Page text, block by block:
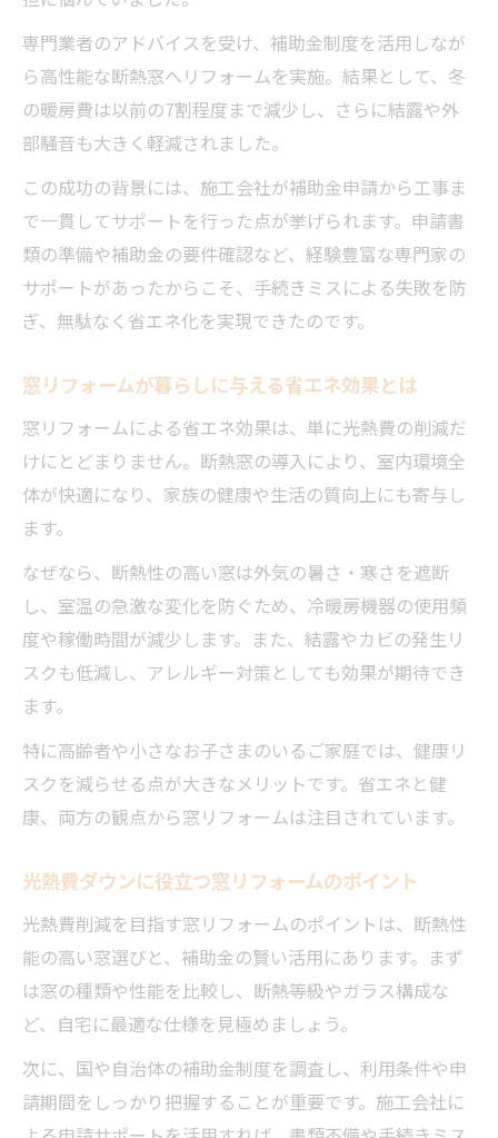
専門業者のアドバイスを受け、補助金制度を活用しなが
ら高性能な断熱窓へリフォームを実施。結果として、冬
の暖房費は以前の7割程度まで減少し、さらに結露や外
部騒音も大きく軽減されました。
この成功の背景には、施工会社が補助金申請から工事ま
で一貫してサポートを行った点が挙げられます。申請書
類の準備や補助金の要件確認など、経験豊富な専門家の
サポートがあったからこそ、手続きミスによる失敗を防
ぎ、無駄なく省エネ化を実現できたのです。
窓リフォームが暮らしに与える省エネ効果とは
窓リフォームによる省エネ効果は、単に光熱費の削減だ
けにとどまりません。断熱窓の導入により、室内環境全
体が快適になり、家族の健康や生活の質向上にも寄与し
ます。
なぜなら、断熱性の高い窓は外気の暑さ・寒さを遮断
し、室温の急激な変化を防ぐため、冷暖房機器の使用頻
度や稼働時間が減少します。また、結露やカビの発生リ
スクも低減し、アレルギー対策としても効果が期待でき
ます。
特に高齢者や小さなお子さまのいるご家庭では、健康リ
スクを減らせる点が大きなメリットです。省エネと健
康、両方の観点から窓リフォームは注目されています。
光熱費ダウンに役立つ窓リフォームのポイント
光熱費削減を目指す窓リフォームのポイントは、断熱性
能の高い窓選びと、補助金の賢い活用にあります。まず
は窓の種類や性能を比較し、断熱等級やガラス構成な
ど、自宅に最適な仕様を見極めましょう。
次に、国や自治体の補助金制度を調査し、利用条件や申
請期間をしっかり把握することが重要です。施工会社に